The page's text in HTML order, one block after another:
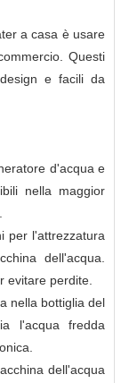
a casa è usare
Questi
e facili da
d'acqua e
nella maggior
per l'attrezzatura
dell'acqua.
evitare perdite.
nella bottiglia del
l'acqua fredda
dell'acqua